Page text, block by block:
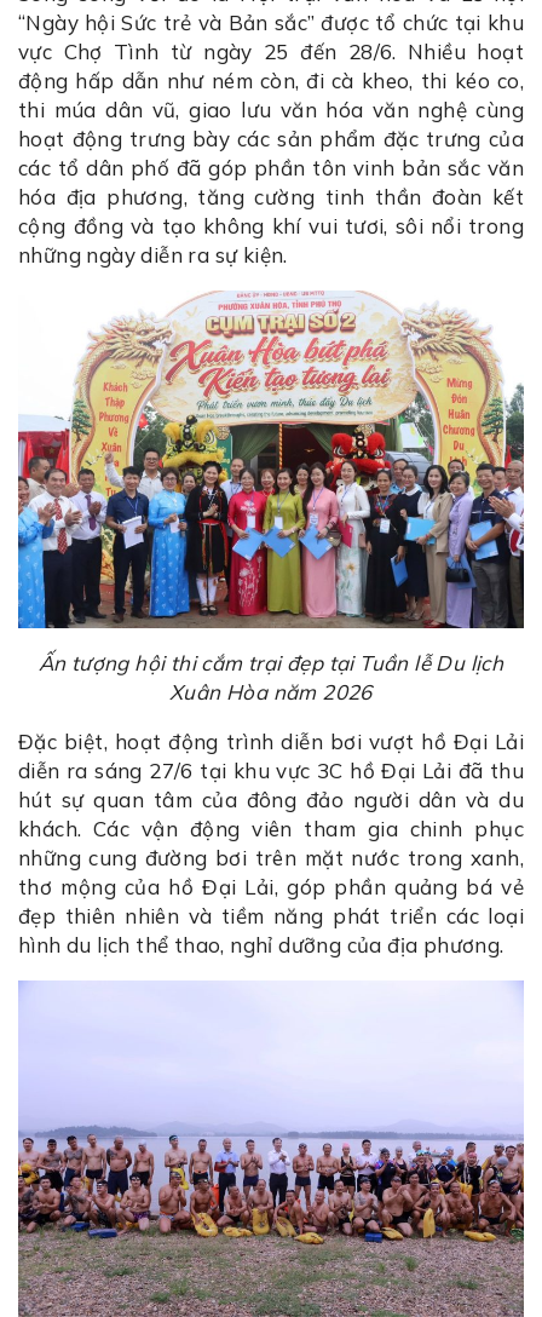
“Ngày hội Sức trẻ và Bản sắc” được tổ chức tại khu
vực Chợ Tình từ ngày 25 đến 28/6. Nhiều hoạt
động hấp dẫn như ném còn, đi cà kheo, thi kéo co,
thi múa dân vũ, giao lưu văn hóa văn nghệ cùng
hoạt động trưng bày các sản phẩm đặc trưng của
các tổ dân phố đã góp phần tôn vinh bản sắc văn
hóa địa phương, tăng cường tinh thần đoàn kết
cộng đồng và tạo không khí vui tươi, sôi nổi trong
những ngày diễn ra sự kiện.
Ấn tượng hội thi cắm trại đẹp tại Tuần lễ Du lịch
Xuân Hòa năm 2026
Đặc biệt, hoạt động trình diễn bơi vượt hồ Đại Lải
diễn ra sáng 27/6 tại khu vực 3C hồ Đại Lải đã thu
hút sự quan tâm của đông đảo người dân và du
khách. Các vận động viên tham gia chinh phục
những cung đường bơi trên mặt nước trong xanh,
thơ mộng của hồ Đại Lải, góp phần quảng bá vẻ
đẹp thiên nhiên và tiềm năng phát triển các loại
hình du lịch thể thao, nghỉ dưỡng của địa phương.